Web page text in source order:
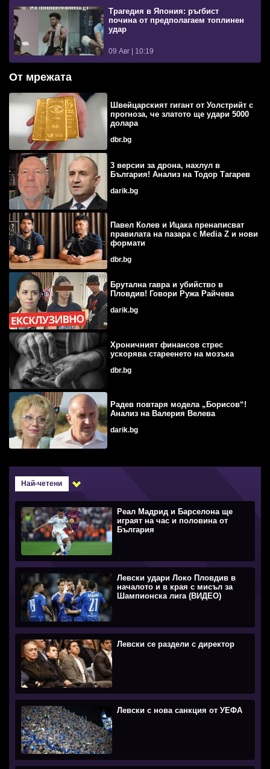
Трагедия в Япония: ръгбист
почина от предполагаем топлинен
удар
09 Авг | 10:19
От мрежата
Швейцарският гигант от Уолстрийт с
прогноза, че златото ще удари 5000
долара
dbr.bg
3 версии за дрона, нахлул в
България! Анализ на Тодор Тагарев
darik.bg
Павел Колев и Ицака пренаписват
правилата на пазара с Media Z и нови
формати
dbr.bg
Брутална гавра и убийство в
Пловдив! Говори Ружа Райчева
darik.bg
Хроничният финансов стрес
ускорява стареенето на мозъка
dbr.bg
Радев повтаря модела „Борисов“!
Анализ на Валерия Велева
darik.bg
Най-четени
Реал Мадрид и Барселона ще
играят на час и половина от
България
Левски удари Локо Пловдив в
началото и в края с мисъл за
Шампионска лига (ВИДЕО)
Левски се раздели с директор
Левски с нова санкция от УЕФА